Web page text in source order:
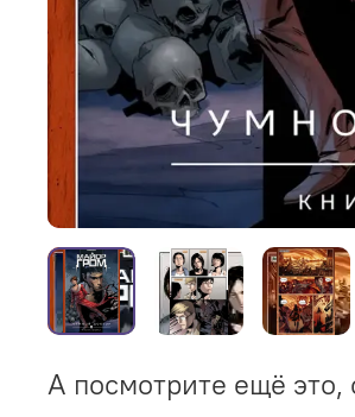
А посмотрите ещё это,